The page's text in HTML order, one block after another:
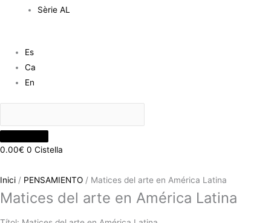
Sèrie AL
Es
Ca
En
0.00€ 0 Cistella
Inici / PENSAMIENTO / Matices del arte en América Latina
Matices del arte en América Latina